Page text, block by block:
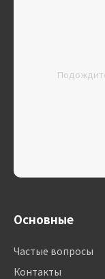
Основные
Частые вопросы
Контакты